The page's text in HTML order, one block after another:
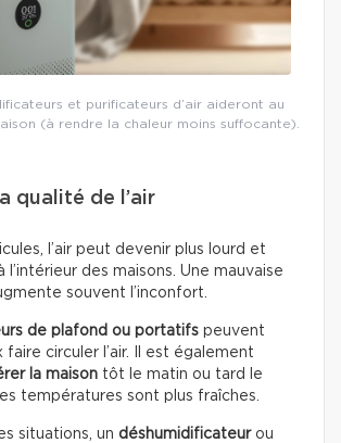
et purificateurs d’air aideront au
(à rendre la chaleur moins suffocante).
qualité de l’air
l’air peut devenir plus lourd et
l’intérieur des maisons. Une mauvaise
souvent l’inconfort.
de plafond ou portatifs peuvent
faire circuler l’air. Il est également
la maison tôt le matin ou tard le
températures sont plus fraîches.
situations, un déshumidificateurou